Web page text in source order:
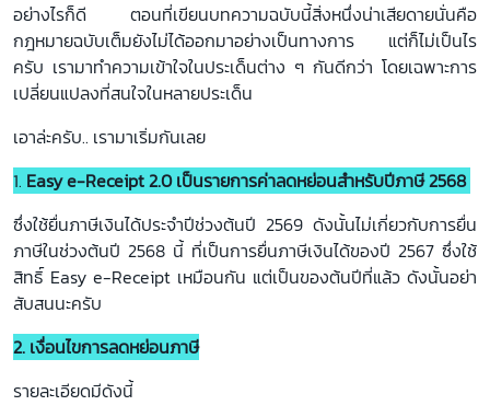
AUTHOR
แรก
คำถาม
ที่
พบ
บ่อย
ช่วย
เหลือ
ใช้
อย่างไรก็ดี ตอนที่เขียนบทความฉบับนี้สิ่งหนึ่งน่าเสียดายนั่นคือ
กฎหมายฉบับเต็มยังไม่ได้ออกมาอย่างเป็นทางการ แต่ก็ไม่เป็นไร
ครับ เรามาทำความเข้าใจในประเด็นต่าง ๆ กันดีกว่า โดยเฉพาะการ
เปลี่ยนแปลงที่สนใจในหลายประเด็น
เอาล่ะครับ.. เรามาเริ่มกันเลย
1. Easy e-Receipt 2.0 เป็นรายการค่าลดหย่อนสำหรับปีภาษี 2568
ซึ่งใช้ยื่นภาษีเงินได้ประจำปีช่วงต้นปี 2569 ดังนั้นไม่เกี่ยวกับการยื่น
ภาษีในช่วงต้นปี 2568 นี้ ที่เป็นการยื่นภาษีเงินได้ของปี 2567 ซึ่งใช้
สิทธิ์ Easy e-Receipt เหมือนกัน แต่เป็นของต้นปีที่แล้ว ดังนั้นอย่า
สับสนนะครับ
2. เงื่อนไขการลดหย่อนภาษี
รายละเอียดมีดังนี้